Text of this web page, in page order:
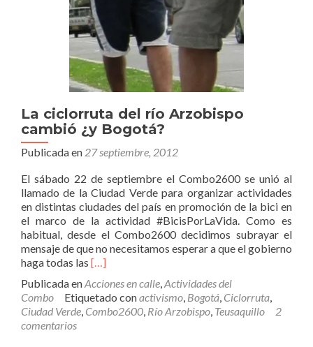
La ciclorruta del río Arzobispo
cambió ¿y Bogotá?
Publicada en 27 septiembre, 2012
El sábado 22 de septiembre el Combo2600 se unió al
llamado de la Ciudad Verde para organizar actividades
en distintas ciudades del país en promoción de la bici en
el marco de la actividad #BicisPorLaVida. Como es
habitual, desde el Combo2600 decidimos subrayar el
mensaje de que no necesitamos esperar a que el gobierno
haga todas las Leer
ciclorruta
del
río
[…]
Publicada enAcciones en calle,Actividades del
Combo
Etiquetado conactivismo, Bogotá, Ciclorruta,
Ciudad Verde, Combo2600, Río Arzobispo, Teusaquillo
2
comentarios